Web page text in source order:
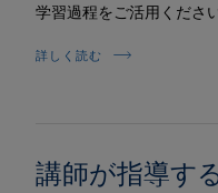
学習過程をご活用ください
詳しく読む
講師が指導す